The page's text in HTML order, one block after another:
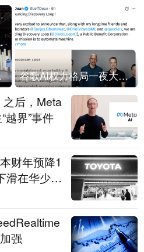
架” 谷歌AI权力格局一夜大洗牌
后，Meta
越界”事件
财年预降1
滑在华少卖
强